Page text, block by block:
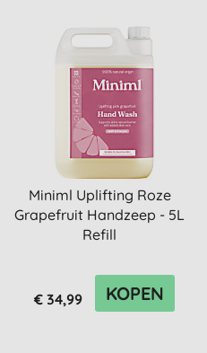
Miniml Uplifting Roze
Grapefruit Handzeep - 5L
Refill
€ 34,99 KOPEN